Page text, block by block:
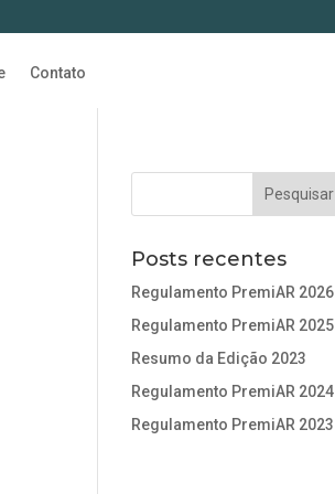
Contato
Posts recentes
Regulamento PremiAR 2026
Regulamento PremiAR 2025
Resumo da Edição 2023
Regulamento PremiAR 2024
Regulamento PremiAR 2023